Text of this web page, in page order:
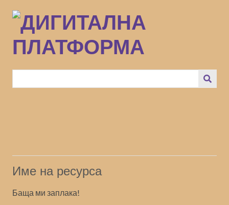
към
основното
съдържание
Име на ресурса
Баща ми заплака!